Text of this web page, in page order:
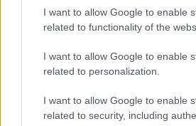
I want to allow Google to enable
related to functionality of the
I want to allow Google to enable
related to personalization.
I want to allow Google to enable
related to security, including
Τριαντάρης, οΤζάστιν Σαν
το ενδιαφέρον όταν
γλυπτό του Αλμπέρτο
εκατομμυρίωνδολαρίων
Η συγκεκριμένη σύλληψη